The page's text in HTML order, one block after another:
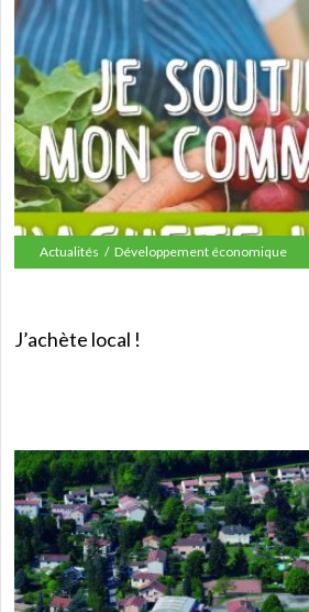
Actualités Développement économique
J’achète local !